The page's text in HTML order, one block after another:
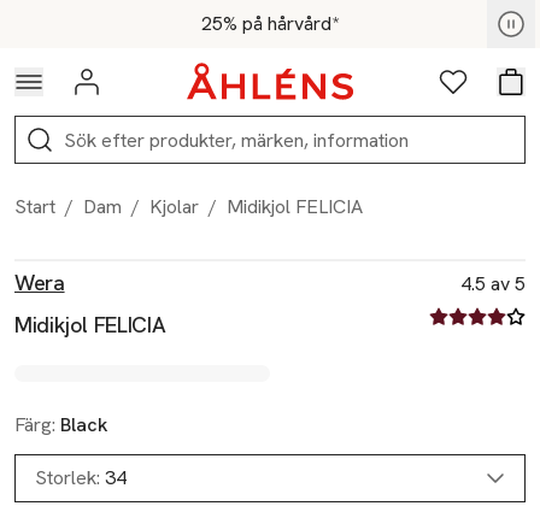
Hoppa till navigationsmenyn25% på hårvård*
För medlemmar - Shoppa nu
Logga in Favoriter
Sök
Start / Dam / Kjolar / Midikjol FELICIA
Wera
Midikjol FELICIA
4.5 av 5
4.5 av fem
Färg: Black
Storlek: 34